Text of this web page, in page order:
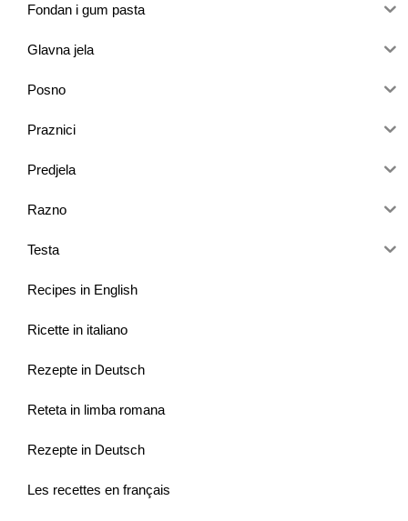
Fondan i gum pasta
Glavna jela
Posno
Praznici
Predjela
Razno
Testa
Recipes in English
Ricette in italiano
Rezepte in Deutsch
Reteta in limba romana
Rezepte in Deutsch
Les recettes en français